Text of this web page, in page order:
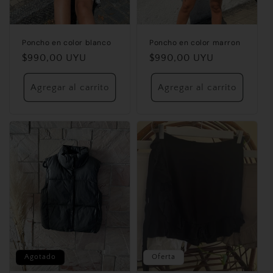
Poncho en color blanco
Precio
habitual
$990,00 UYU
Agregar al carrito
Poncho en color marron
Precio
habitual
$990,00 UYU
Agregar al carrito
Agotado Oferta